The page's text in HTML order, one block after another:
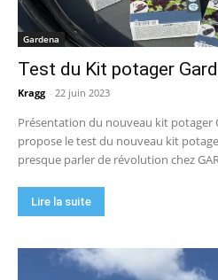
Gardena
Test du Kit potager
Kragg - 22 juin 2023
Présentation du nouveau kit potager
propose le test du nouveau kit
presque parler de révolution chez
Lire la suite